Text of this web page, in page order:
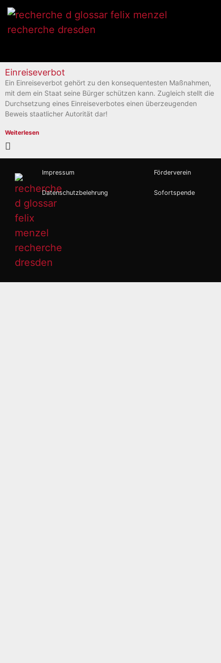
Einreiseverbot
Ein Einreiseverbot gehört zu den konsequentesten Maßnahmen,
mit dem ein Staat seine Bürger schützen kann. Zugleich stellt die
Durchsetzung eines Einreiseverbotes einen überzeugenden
Beweis staatlicher Autorität dar!
Weiterlesen
Impressum
Datenschutzbelehrung
Förderverein
Sofortspende